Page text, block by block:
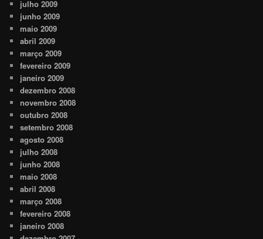
julho 2009
junho 2009
maio 2009
abril 2009
março 2009
fevereiro 2009
janeiro 2009
dezembro 2008
novembro 2008
outubro 2008
setembro 2008
agosto 2008
julho 2008
junho 2008
maio 2008
abril 2008
março 2008
fevereiro 2008
janeiro 2008